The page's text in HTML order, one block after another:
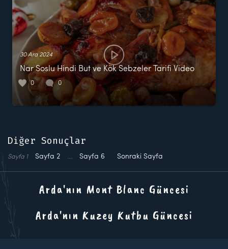
30 Ara 2024
Nar Soslu Hindi But ve Kök Sebzeler Tarifi Video
0 0
Diğer Sonuçlar
Sayfa 1 Sayfa 2 … Sayfa 6 Sonraki Sayfa
Arda'nın Mont Blanc Güncesi
Arda'nın Kuzey Kutbu Güncesi